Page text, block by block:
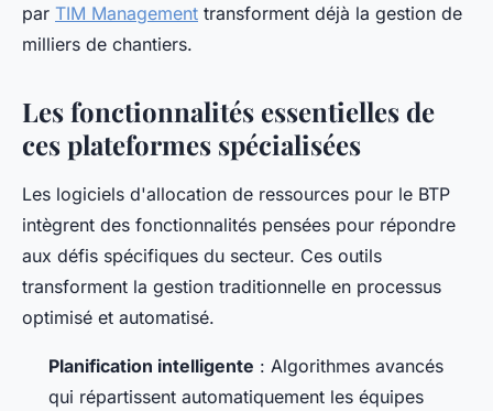
par TIM Management transforment déjà la gestion de
milliers de chantiers.
Les fonctionnalités essentielles de
ces plateformes spécialisées
Les logiciels d'allocation de ressources pour le BTP
intègrent des fonctionnalités pensées pour répondre
aux défis spécifiques du secteur. Ces outils
transforment la gestion traditionnelle en processus
optimisé et automatisé.
Planification intelligente : Algorithmes avancés
qui répartissent automatiquement les équipes